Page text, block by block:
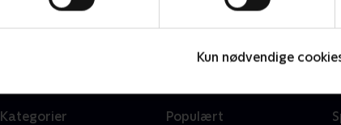
Kun nødvendige
Star Wars: Visions Presents - The Ninth Jedi
Kategorier Populært